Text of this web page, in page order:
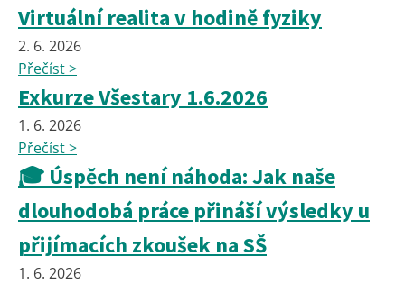
Virtuální realita v hodině fyziky
2. 6. 2026
Přečíst >
Exkurze Všestary 1.6.2026
1. 6. 2026
Přečíst >
🎓 Úspěch není náhoda: Jak naše
dlouhodobá práce přináší výsledky u
přijímacích zkoušek na SŠ
1. 6. 2026